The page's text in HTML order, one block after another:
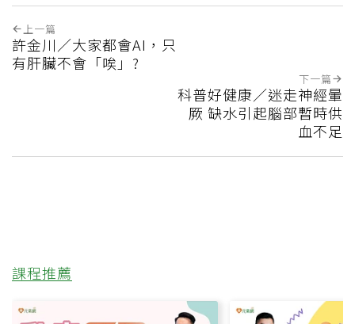
上一篇
許金川／大家都會AI，只
有肝臟不會「唉」?
下一篇
科普好健康／迷走神經暈
厥 缺水引起腦部暫時供
血不足
課程推薦